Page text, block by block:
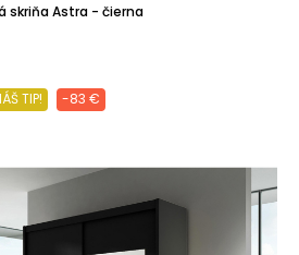
skriňa Astra - čierna
TIP! -83 €